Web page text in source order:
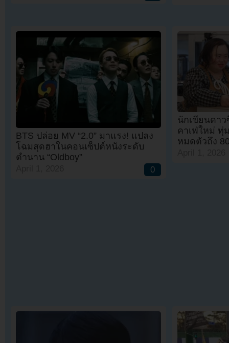
BTS ปล่อย MV “2.0” มาแรง! แปลง
โฉมสุดฮาในคอนเซ็ปต์หนังระดับ
ตำนาน “Oldboy”
0
นักเขียนดา
คาเฟ่ใหม่ ทุ่
หมดตัวถึง